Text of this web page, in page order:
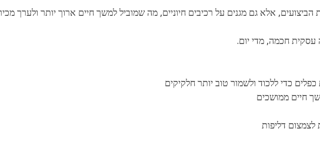
אלא גם מגנים על רכיבים חיוניים, מה שמוביל למשך חיים ארוך יותר ולערך
כדי ללכוד ולשמור טוב יותר חלקיקים
חיים ממושכים
דליפות